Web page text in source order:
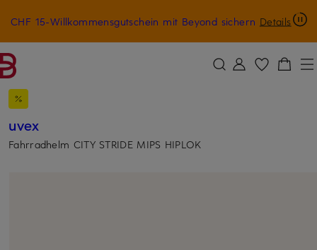
ZUM HAUPTINHALT ÜBERSPRINGEN ZUM SUCHFELD ÜBERSPRINGEN
CHF 15-Willkommensgutschein mit Beyond sichern Details
uvex
Fahrradhelm CITY STRIDE MIPS HIPLOK